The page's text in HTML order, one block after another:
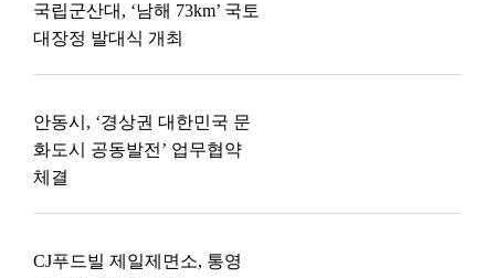
국립군산대, ‘남해 73km’ 국토
대장정 발대식 개최
안동시, ‘경상권 대한민국 문
화도시 공동발전’ 업무협약
체결
CJ푸드빌 제일제면소, 통영